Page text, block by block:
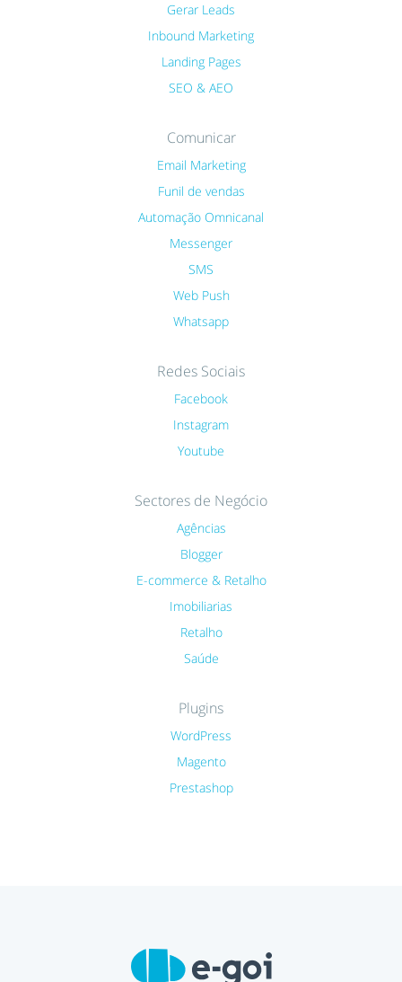
Gerar Leads
Inbound Marketing
Landing Pages
SEO & AEO
Comunicar
Email Marketing
Funil de vendas
Automação Omnicanal
Messenger
SMS
Web Push
Whatsapp
Redes Sociais
Facebook
Instagram
Youtube
Sectores de Negócio
Agências
Blogger
E-commerce & Retalho
Imobiliarias
Retalho
Saúde
Plugins
WordPress
Magento
Prestashop